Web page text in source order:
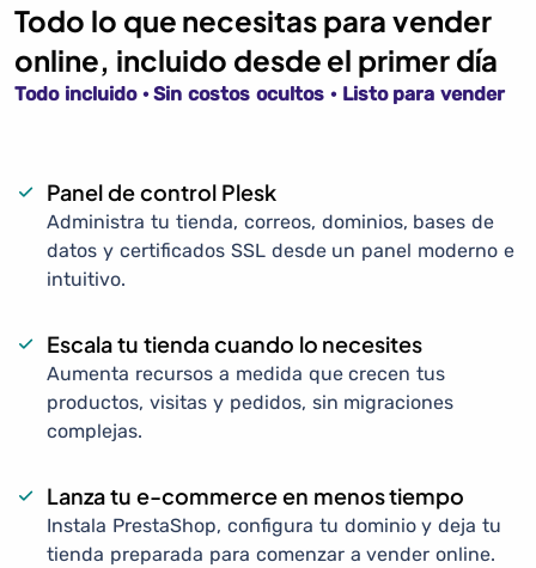
Todo lo que necesitas para vender
online, incluido desde el primer día
Todo incluido · Sin costos ocultos · Listo para vender
Panel de control Plesk
Administra tu tienda, correos, dominios, bases de
datos y certificados SSL desde un panel moderno e
intuitivo.
Escala tu tienda cuando lo necesites
Aumenta recursos a medida que crecen tus
productos, visitas y pedidos, sin migraciones
complejas.
Lanza tu e-commerce en menos tiempo
Instala PrestaShop, configura tu dominio y deja tu
tienda preparada para comenzar a vender online.